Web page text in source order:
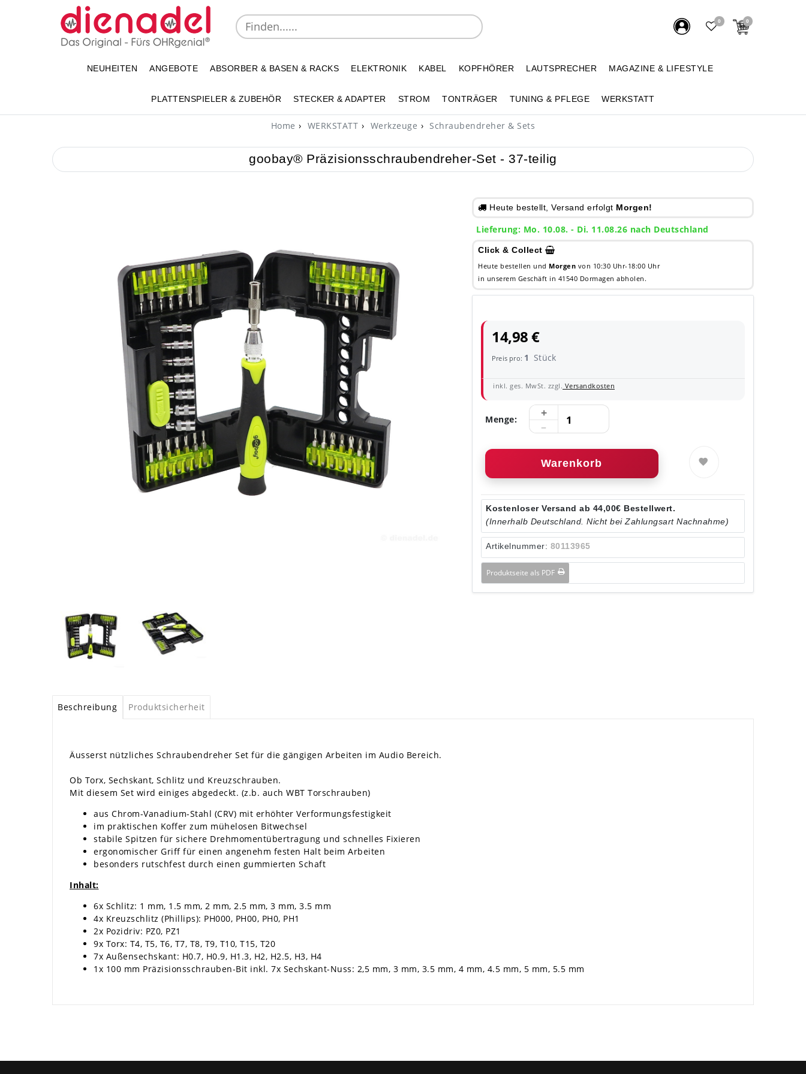
0 0
NEUHEITEN ANGEBOTE ABSORBER & BASEN & RACKS ELEKTRONIK KABEL KOPFHÖRER LAUTSPRECHER MAGAZINE & LIFESTYLE
PLATTENSPIELER & ZUBEHÖR STECKER & ADAPTER STROM TONTRÄGER TUNING & PFLEGE WERKSTATT
Home WERKSTATT Werkzeuge Schraubendreher & Sets
goobay® Präzisionsschraubendreher-Set - 37-teilig
Heute bestellt, Versand erfolgt Morgen!
Lieferung: Mo. 10.08. - Di. 11.08.26 nach Deutschland
Click & Collect
Heute bestellen und Morgen von 10:30 Uhr-18:00 Uhr
in unserem Geschäft in 41540 Dormagen abholen.
14,98 €
Preis pro: 1 Stück
inkl. ges. MwSt. zzgl. Versandkosten
Menge:
Warenkorb
Kostenloser Versand ab 44,00€ Bestellwert.
(Innerhalb Deutschland. Nicht bei Zahlungsart Nachnahme)
Artikelnummer: 80113965
Produktseite als PDF
Beschreibung Produktsicherheit
Äusserst nützliches Schraubendreher Set für die gängigen Arbeiten im Audio Bereich.
Ob Torx, Sechskant, Schlitz und Kreuzschrauben.
Mit diesem Set wird einiges abgedeckt. (z.b. auch WBT Torschrauben)
aus Chrom-Vanadium-Stahl (CRV) mit erhöhter Verformungsfestigkeit
im praktischen Koffer zum mühelosen Bitwechsel
stabile Spitzen für sichere Drehmomentübertragung und schnelles Fixieren
ergonomischer Griff für einen angenehm festen Halt beim Arbeiten
besonders rutschfest durch einen gummierten Schaft
Inhalt:
6x Schlitz: 1 mm, 1.5 mm, 2 mm, 2.5 mm, 3 mm, 3.5 mm
4x Kreuzschlitz (Phillips): PH000, PH00, PH0, PH1
2x Pozidriv: PZ0, PZ1
9x Torx: T4, T5, T6, T7, T8, T9, T10, T15, T20
7x Außensechskant: H0.7, H0.9, H1.3, H2, H2.5, H3, H4
1x 100 mm Präzisionsschrauben-Bit inkl. 7x Sechskant-Nuss: 2,5 mm, 3 mm, 3.5 mm, 4 mm, 4.5 mm, 5 mm, 5.5 mm